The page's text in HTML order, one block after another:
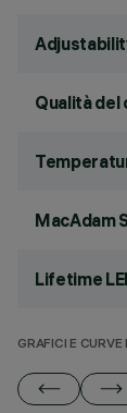
Qualità del
MacAdam
Lifetime
GRAFICI E CURVE